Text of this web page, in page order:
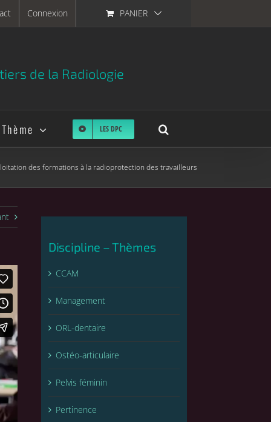
Connexion PANIER
de la Radiologie
LES DPC
des formations à la radioprotection des travailleurs
Discipline – Thèmes
CCAM
Management
ORL-dentaire
Ostéo-articulaire
Pelvis féminin
Pertinence